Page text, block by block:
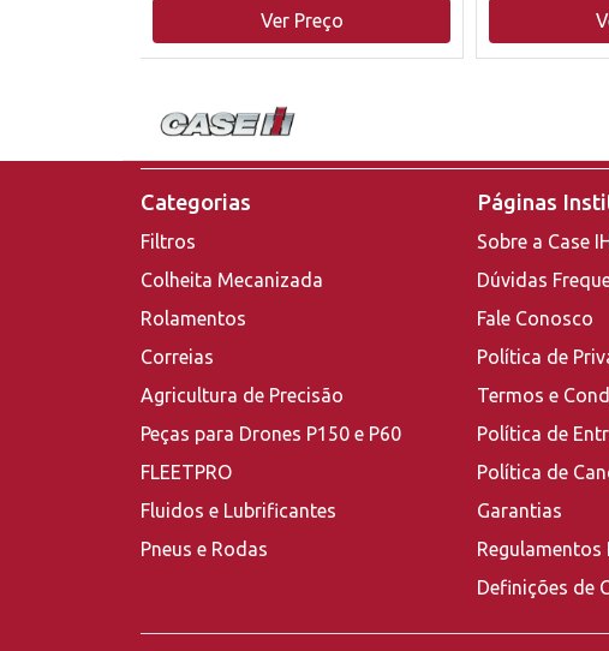
Ver Preço
Categorias
Filtros
Colheita Mecanizada
Rolamentos
Correias
Agricultura de Precisão
Peças para Drones P150 e P60
FLEETPRO
Fluidos e Lubrificantes
Pneus e Rodas
Páginas
Sobre a Case IH
Dúvidas
Fale Conosco
Política de
Termos e
Política de
Política de
Garantias
Definições de